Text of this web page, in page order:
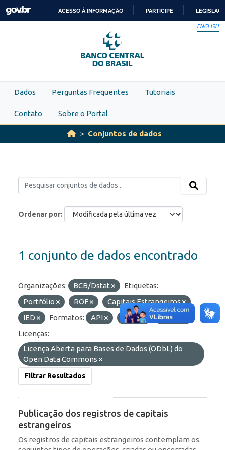
Skip to main content
PARA
O
CONTEÚDO
ACESSO À INFORMAÇÃO PARTICIPE
ENGLISH
Dados Perguntas Frequentes Tutoriais
Contato Sobre o Portal
Conjuntos de dados
Ordenar por
1 conjunto de dados encontrado
Organizações: BCB/Dstat
Etiquetas:
Portfólio
ROF
Capitais Estrangeiros
IED
Formatos: API JSON
OData
Licenças:
Licença Aberta para Bases de Dados (ODbL) do
Open Data Commons
Filtrar Resultados
Publicação dos registros de capitais
estrangeiros
Os registros de capitais estrangeiros contemplam os